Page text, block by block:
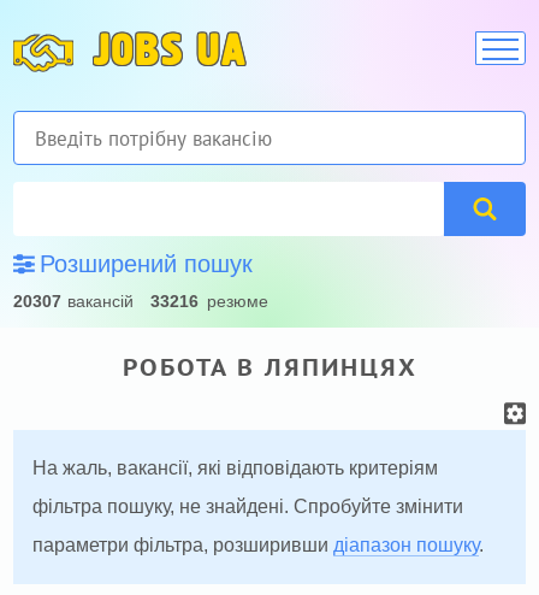
JOBS UA
Розширений пошук
20307 вакансій 33216 резюме
РОБОТА В ЛЯПИНЦЯХ
На жаль, вакансії, які відповідають критеріям
фільтра пошуку, не знайдені. Спробуйте змінити
параметри фільтра, розширивши діапазон пошуку.